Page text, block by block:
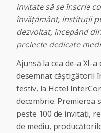
invitate să se înscrie
învățământ, instituții
dezvoltat, începând
proiecte dedicate
Ajunsă la cea de-a XI-
desemnat câștigătorii
festiv, la Hotel
decembrie. Premierea
peste 100 de invitați,
de mediu,